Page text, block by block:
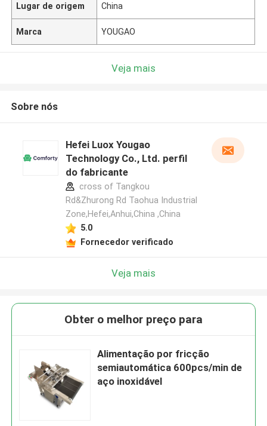
Lugar de origem China
Marca YOUGAO
Veja mais
Sobre nós
Hefei Luox Yougao
Technology Co., Ltd. perfil
do fabricante
cross of Tangkou
Rd&Zhurong Rd Taohua Industrial
Zone,Hefei,Anhui,China ,China
5.0
Fornecedor verificado
Veja mais
Obter o melhor preço para
Alimentação por fricção
semiautomática 600pcs/min de
aço inoxidável